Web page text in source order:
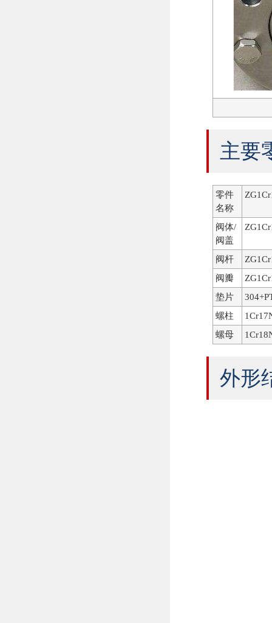
主要
零件
名称
阀体/
阀盖
阀杆
阀瓣
垫片
螺柱
螺母
外形